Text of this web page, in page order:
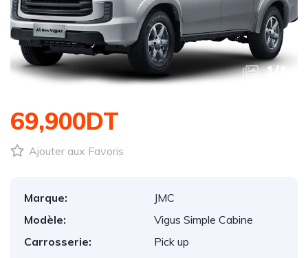
1/1
69,900DT
Ajouter aux Favoris
Marque:
JMC
Modèle:
Vigus Simple Cabine
Carrosserie:
Pick up